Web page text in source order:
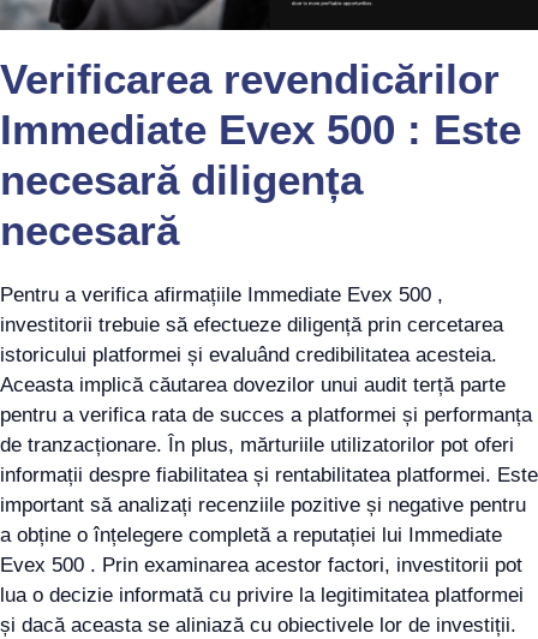
Verificarea revendicărilor
Immediate Evex 500 : Este
necesară diligența
necesară
Pentru a verifica afirmațiile Immediate Evex 500 ,
investitorii trebuie să efectueze diligență prin cercetarea
istoricului platformei și evaluând credibilitatea acesteia.
Aceasta implică căutarea dovezilor unui audit terță parte
pentru a verifica rata de succes a platformei și performanța
de tranzacționare. În plus, mărturiile utilizatorilor pot oferi
informații despre fiabilitatea și rentabilitatea platformei. Este
important să analizați recenziile pozitive și negative pentru
a obține o înțelegere completă a reputației lui Immediate
Evex 500 . Prin examinarea acestor factori, investitorii pot
lua o decizie informată cu privire la legitimitatea platformei
și dacă aceasta se aliniază cu obiectivele lor de investiții.